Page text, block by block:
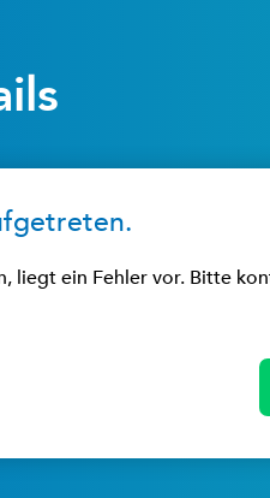
liegt ein Fehler vor. Bitte